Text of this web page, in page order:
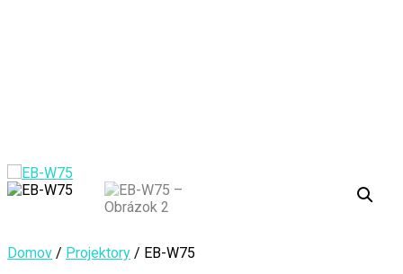
Domov / Projektory / EB-W75